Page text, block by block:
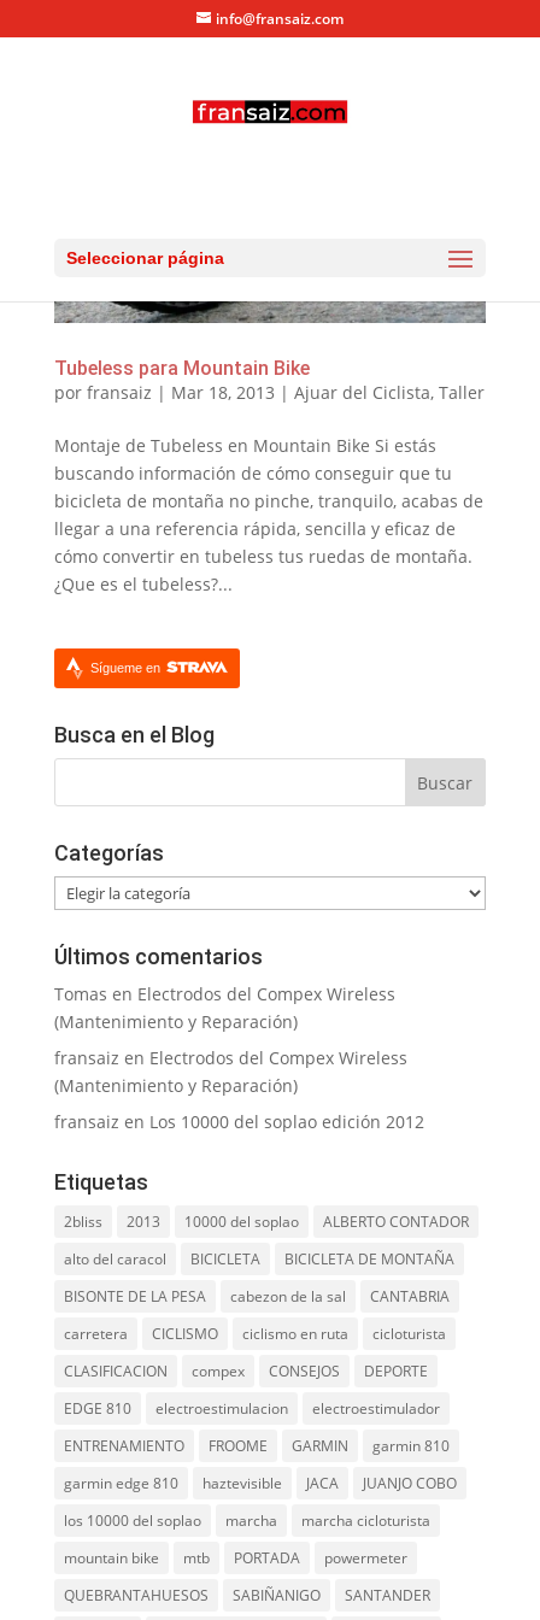
info@fransaiz.com
Seleccionar página
Tubeless para Mountain Bike
por fransaiz | Mar 18, 2013 | Ajuar del Ciclista, Taller
Montaje de Tubeless en Mountain Bike Si estás
buscando información de cómo conseguir que tu
bicicleta de montaña no pinche, tranquilo, acabas de
llegar a una referencia rápida, sencilla y eficaz de
cómo convertir en tubeless tus ruedas de montaña.
¿Que es el tubeless?...
Sígueme en
Busca en el Blog
Categorías
Categorías
Últimos comentarios
Tomas en Electrodos del Compex Wireless
(Mantenimiento y Reparación)
fransaiz en Electrodos del Compex Wireless
(Mantenimiento y Reparación)
fransaiz en Los 10000 del soplao edición 2012
Etiquetas
2bliss 2013 10000 del soplao
ALBERTO CONTADOR
alto del caracol
BICICLETA
BICICLETA DE MONTAÑA
BISONTE DE LA PESA
cabezon de la sal
CANTABRIA
carretera
CICLISMO ciclismo en ruta
cicloturista
CLASIFICACION
compex CONSEJOS
DEPORTE
EDGE 810
electroestimulacion
electroestimulador
ENTRENAMIENTO
FROOME GARMIN
garmin 810
garmin edge 810
haztevisible JACA
JUANJO COBO
los 10000 del soplao
marcha
marcha cicloturista
mountain bike
mtb PORTADA
powermeter
QUEBRANTAHUESOS
SABIÑANIGO SANTANDER